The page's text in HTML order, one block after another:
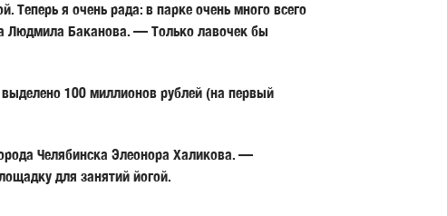
я очень рада: в парке очень много всего
Людмила Баканова. — Только лавочек бы
100 миллионов рублей (на первый
Челябинска Элеонора Халикова. —
для занятий йогой.